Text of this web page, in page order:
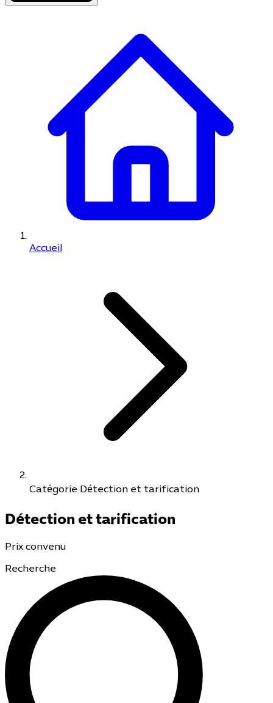
Accueil
Catégorie Détection et tarification
Détection et tarification
Prix ​​convenu
Recherche